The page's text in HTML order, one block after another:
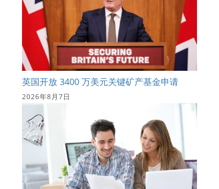
英国开放 3400 万美元关键矿产基金申请
2026年8月7日